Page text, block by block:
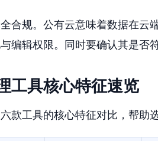
合规。公有云意味着数据在云
编辑权限。同时要确认其是否
工具核心特征速览
款工具的核心特征对比，帮助